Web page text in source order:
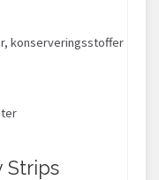
konserveringsstoffer
Strips